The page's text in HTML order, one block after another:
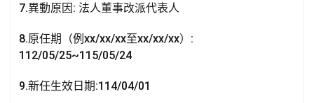
7.異動原因: 法人董事改派代表人
8.原任期（例xx/xx/xx至xx/xx/xx）:
112/05/25~115/05/24
9.新任生效日期:114/04/01